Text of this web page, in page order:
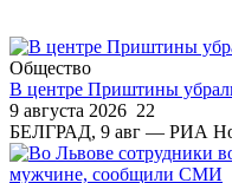
Общество
В центре Приштины
9 августа 2026 22
БЕЛГРАД, 9 авг — РИА